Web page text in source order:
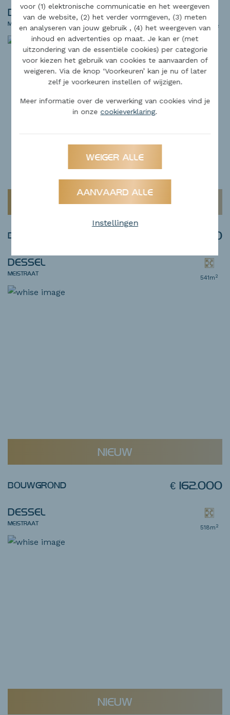
DESSEL
MEISTRAAT
479m 2
NIEUW
BOUWGROND € 169.000
DESSEL
MEISTRAAT
541m 2
NIEUW
BOUWGROND € 162.000
DESSEL
MEISTRAAT
518m 2
NIEUW
voor (1) elektronische communicatie en het weergeven
van de website, (2) het verder vormgeven, (3) meten
en analyseren van jouw gebruik , (4) het weergeven van
inhoud en advertenties op maat. Je kan er (met
uitzondering van de essentiële cookies) per categorie
voor kiezen het gebruik van cookies te aanvaarden of
weigeren. Via de knop ‘Voorkeuren’ kan je nu of later
zelf je voorkeuren instellen of wijzigen.
Meer informatie over de verwerking van cookies vind je
in onze cookieverklaring.
WEIGER ALLE
AANVAARD ALLE
Instellingen